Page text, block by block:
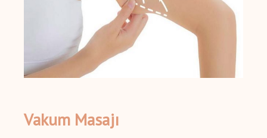
Vakum Masajı